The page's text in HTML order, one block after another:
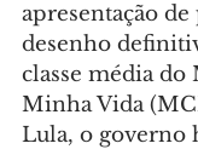
apresentação
desenho
classe média do
Minha Vida
Lula, o governo